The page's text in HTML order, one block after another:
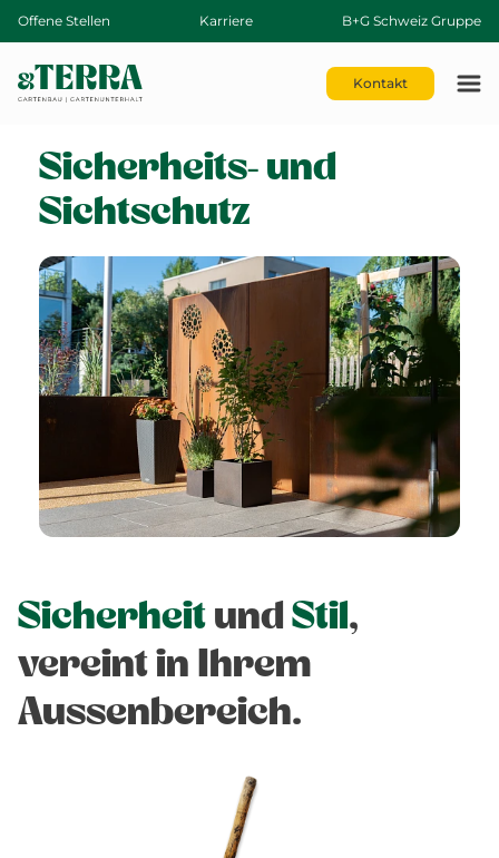
Offene Stellen Karriere B+G Schweiz Gruppe
Kontakt
Sicherheits- und
Sichtschutz
Sicherheit und Stil,
vereint in Ihrem
Aussenbereich.